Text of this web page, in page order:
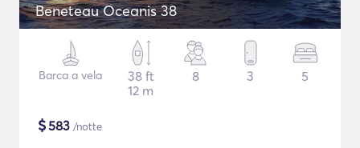
Beneteau Oceanis 38
Barca a vela
38 ft
12 m
8 3 5
$583 /notte